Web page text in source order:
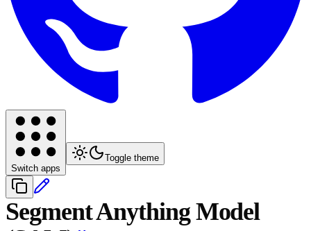
Switch apps
Toggle theme
Segment Anything Model